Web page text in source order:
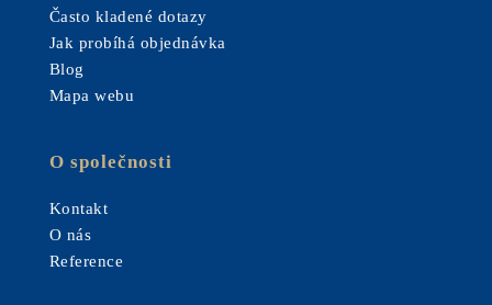
Často kladené dotazy
Jak probíhá objednávka
Blog
Mapa webu
O společnosti
Kontakt
O nás
Reference